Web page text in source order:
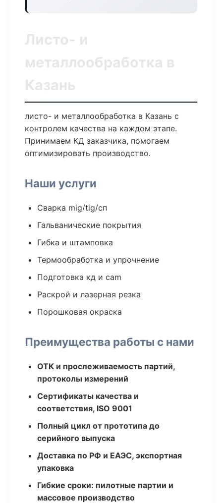
Листо- и
металлообработка в
Казань
листо- и металлообработка в Казань с
контролем качества на каждом этапе.
Принимаем КД заказчика, помогаем
оптимизировать производство.
Наши услуги
Сварка mig/tig/сп
Гальванические покрытия
Гибка и штамповка
Термообработка и упрочнение
Подготовка кд и cam
Раскрой и лазерная резка
Порошковая окраска
Преимущества работы с нами
ОТК и прослеживаемость партий,
протоколы измерений
Сертификаты качества и
соответствия, ISO 9001
Полный цикл от прототипа до
серийного выпуска
Доставка по РФ и ЕАЭС, экспортная
упаковка
Гибкие сроки: пилотные партии и
массовое производство